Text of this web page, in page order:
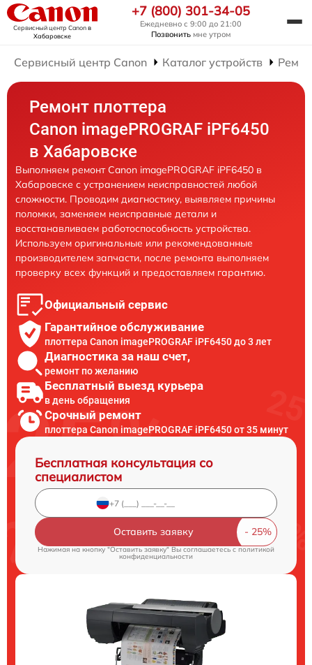
Сервисный центр Canonв
Хабаровске
+7 (800) 301-34-05
Ежедневно с 9:00 до 21:00
Позвонить мне утром
Сервисный центр Canon Каталог устройств
Ремонт плоттера
Canon imagePROGRAF iPF6450
в Хабаровске
Выполняем ремонт Canon imagePROGRAF iPF6450 в
Хабаровске с устранением неисправностей любой
сложности. Проводим диагностику, выявляем причины
поломки, заменяем неисправные детали и
восстанавливаем работоспособность устройства.
Используем оригинальные или рекомендованные
производителем запчасти, после ремонта выполняем
проверку всех функций и предоставляем гарантию.
Официальный сервис
Гарантийное обслуживание
плоттера Canon imagePROGRAF iPF6450 до 3 лет
Диагностика за наш счет,
ремонт по желанию
Бесплатный выезд курьера
в день обращения
Срочный ремонт
плоттера Canon imagePROGRAF iPF6450 от 35 минут
Бесплатная консультация со
специалистом
Оставить заявку
Нажимая на кнопку "Оставить заявку" Вы соглашаетесь cполитикой
конфиденциальности